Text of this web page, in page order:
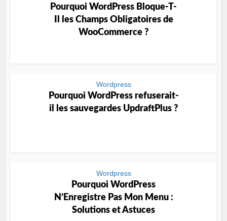
Pourquoi WordPress Bloque-T-
Il les Champs Obligatoires de
WooCommerce ?
Wordpress
Pourquoi WordPress refuserait-
il les sauvegardes UpdraftPlus ?
Wordpress
Pourquoi WordPress
N’Enregistre Pas Mon Menu :
Solutions et Astuces